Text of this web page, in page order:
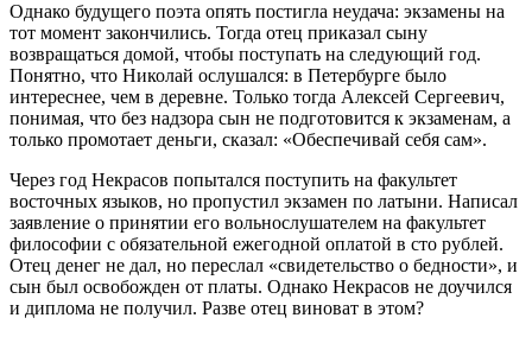
Однако будущего поэта опять постигла неудача: экзамены на
тот момент закончились. Тогда отец приказал сыну
возвращаться домой, чтобы поступать на следующий год.
Понятно, что Николай ослушался: в Петербурге было
интереснее, чем в деревне. Только тогда Алексей Сергеевич,
понимая, что без надзора сын не подготовится к экзаменам, а
только промотает деньги, сказал: «Обеспечивай себя сам».
Через год Некрасов попытался поступить на факультет
восточных языков, но пропустил экзамен по латыни. Написал
заявление о принятии его вольнослушателем на факультет
философии с обязательной ежегодной оплатой в сто рублей.
Отец денег не дал, но переслал «свидетельство о бедности», и
сын был освобожден от платы. Однако Некрасов не доучился
и диплома не получил. Разве отец виноват в этом?